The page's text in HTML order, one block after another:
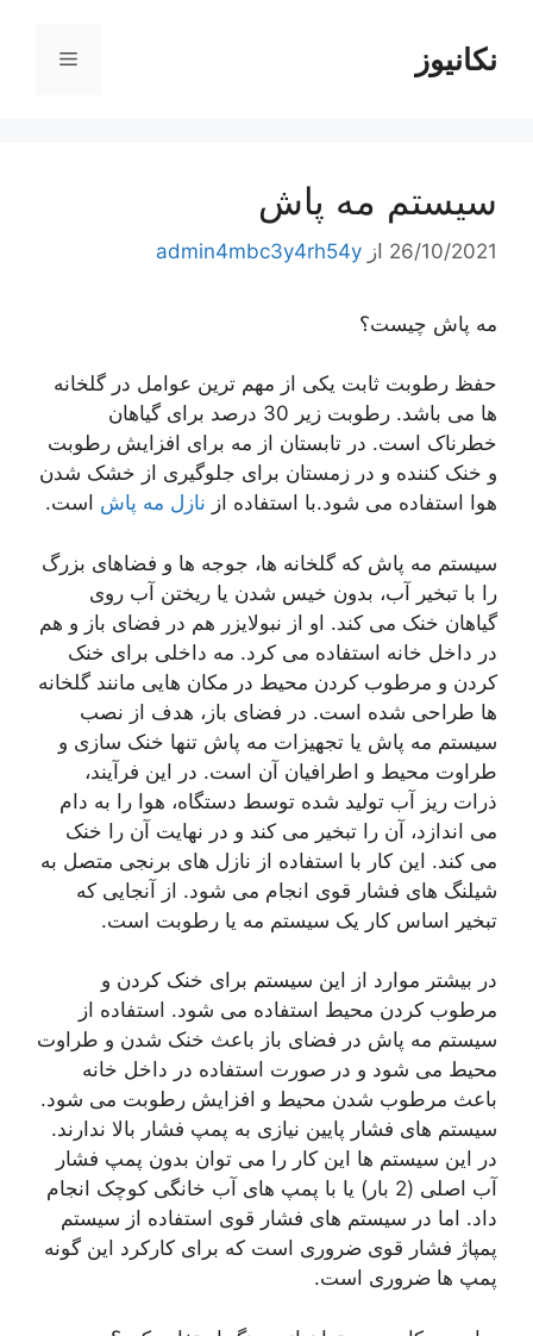
محتوانکانیوز فهرست
سیستم مه پاش
26/10/2021 از admin4mbc3y4rh54y
مه پاش چیست؟
حفظ رطوبت ثابت یکی از مهم ترین عوامل در گلخانه
ها می باشد. رطوبت زیر 30 درصد برای گیاهان
خطرناک است. در تابستان از مه برای افزایش رطوبت
و خنک کننده و در زمستان برای جلوگیری از خشک شدن
هوا استفاده می شود.با استفاده از نازل مه پاش است.
سیستم مه پاش که گلخانه ها، جوجه ها و فضاهای بزرگ
را با تبخیر آب، بدون خیس شدن یا ریختن آب روی
گیاهان خنک می کند. او از نبولایزر هم در فضای باز و هم
در داخل خانه استفاده می کرد. مه داخلی برای خنک
کردن و مرطوب کردن محیط در مکان هایی مانند گلخانه
ها طراحی شده است. در فضای باز، هدف از نصب
سیستم مه پاش یا تجهیزات مه پاش تنها خنک سازی و
طراوت محیط و اطرافیان آن است. در این فرآیند،
ذرات ریز آب تولید شده توسط دستگاه، هوا را به دام
می اندازد، آن را تبخیر می کند و در نهایت آن را خنک
می کند. این کار با استفاده از نازل های برنجی متصل به
شیلنگ های فشار قوی انجام می شود. از آنجایی که
تبخیر اساس کار یک سیستم مه یا رطوبت است.
در بیشتر موارد از این سیستم برای خنک کردن و
مرطوب کردن محیط استفاده می شود. استفاده از
سیستم مه پاش در فضای باز باعث خنک شدن و طراوت
محیط می شود و در صورت استفاده در داخل خانه
باعث مرطوب شدن محیط و افزایش رطوبت می شود.
سیستم های فشار پایین نیازی به پمپ فشار بالا ندارند.
در این سیستم ها این کار را می توان بدون پمپ فشار
آب اصلی (2 بار) یا با پمپ های آب خانگی کوچک انجام
داد. اما در سیستم های فشار قوی استفاده از سیستم
پمپاژ فشار قوی ضروری است که برای کارکرد این گونه
پمپ ها ضروری است.